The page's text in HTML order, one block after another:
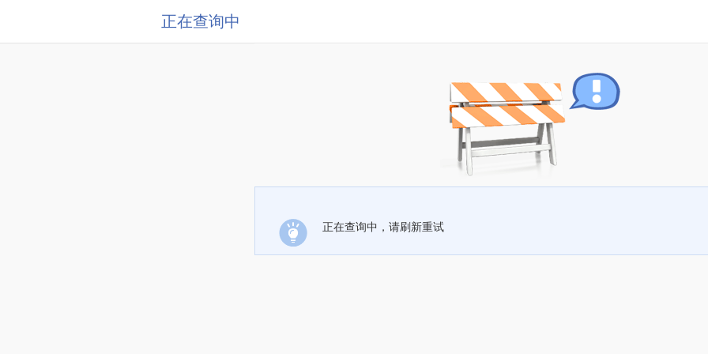
正在查询中
正在查询中，请刷新重试